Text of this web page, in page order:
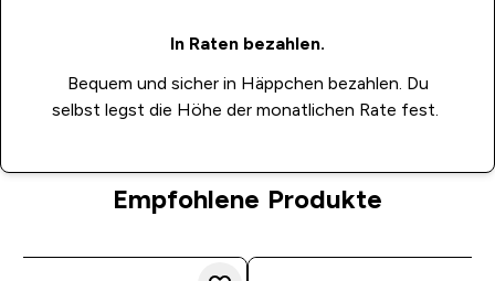
In Raten bezahlen.
Bequem und sicher in Häppchen bezahlen. Du
selbst legst die Höhe der monatlichen Rate fest.
Empfohlene Produkte